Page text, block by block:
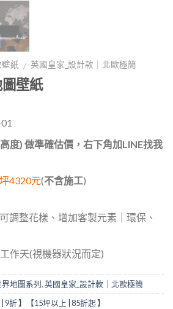
壁紙 / 英國皇家_設計款｜北歐極簡
壁紙
度) 做準確估價，右下角加LINE找我
4320元(不含施工)
調整花樣、增加客製元素｜環保、
作天(視機器狀況而定)
地圖系列,英國皇家_設計款｜北歐極簡
折 】【15坪以上 | 85折起 】